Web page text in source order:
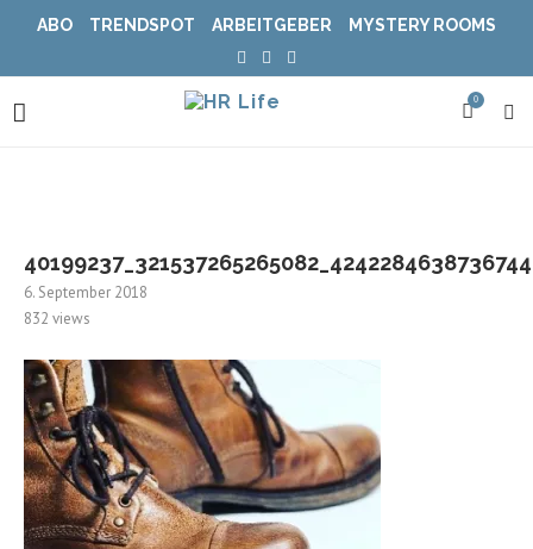
ABO TRENDSPOT ARBEITGEBER MYSTERY ROOMS
0
6. September 2018
832 views